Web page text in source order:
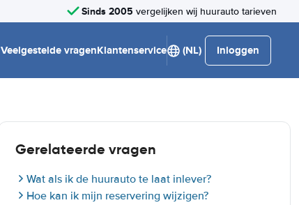
Sinds 2005 vergelijken wij huurauto tarieven
Veelgestelde vragenKlantenservice (NL) Inloggen
Gerelateerde vragen
Wat als ik de huurauto te laat inlever?
Hoe kan ik mijn reservering wijzigen?